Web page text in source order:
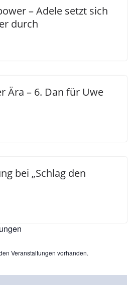
– Adele setzt sich
durch
Ära – 6. Dan für Uwe
bei „Schlag den
Veranstaltungen vorhanden.